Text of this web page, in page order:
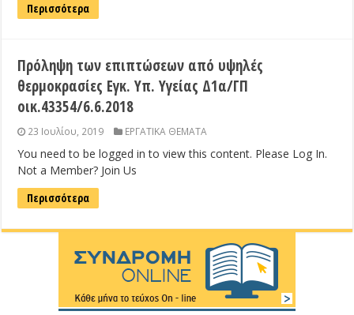
Περισσότερα
Πρόληψη των επιπτώσεων από υψηλές
θερμοκρασίες Εγκ. Υπ. Υγείας Δ1α/ΓΠ
οικ.43354/6.6.2018
23 Ιουλίου, 2019 ΕΡΓΑΤΙΚΑ ΘΕΜΑΤΑ
You need to be logged in to view this content. Please Log In.
Not a Member? Join Us
Περισσότερα